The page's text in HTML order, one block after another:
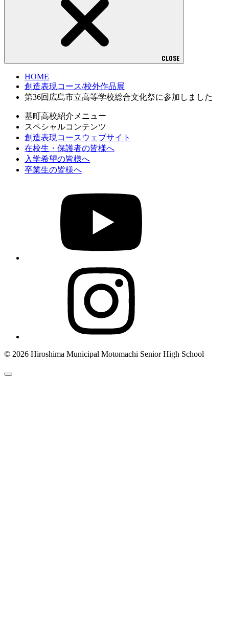
CLOSE
HOME
創造表現コース/校外作品展
第36回広島市立高等学校総合文化祭に参加しました
基町高校紹介メニュー
スペシャルコンテンツ
創造表現コースウェブサイト
在校生・保護者の皆様へ
入学希望の皆様へ
卒業生の皆様へ
© 2026 Hiroshima Municipal Motomachi Senior High School